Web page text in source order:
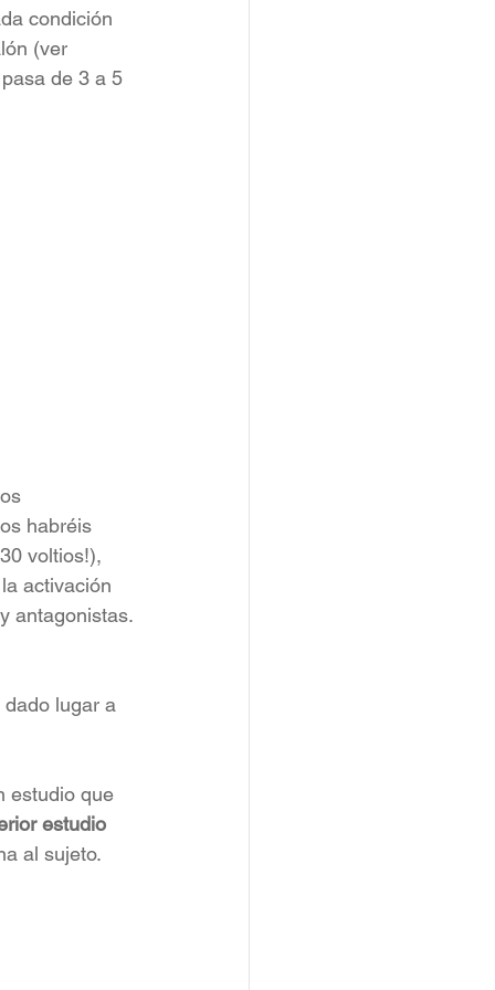
condición
(ver
de 3 a 5
habréis
voltios!),
activación
antagonistas.
lugar a
estudio que
estudio
al sujeto.